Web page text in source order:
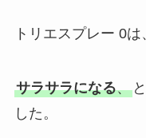
トリエスプレー 0は
サラサラになる、
した。